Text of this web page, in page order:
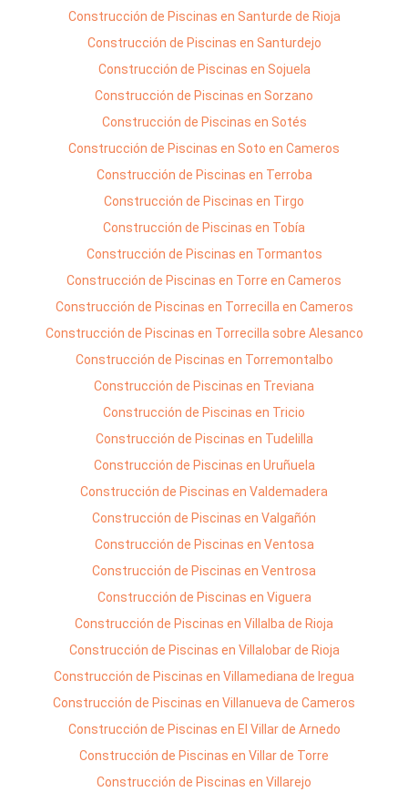
Construcción de Piscinas en Santurde de Rioja
Construcción de Piscinas en Santurdejo
Construcción de Piscinas en Sojuela
Construcción de Piscinas en Sorzano
Construcción de Piscinas en Sotés
Construcción de Piscinas en Soto en Cameros
Construcción de Piscinas en Terroba
Construcción de Piscinas en Tirgo
Construcción de Piscinas en Tobía
Construcción de Piscinas en Tormantos
Construcción de Piscinas en Torre en Cameros
Construcción de Piscinas en Torrecilla en Cameros
Construcción de Piscinas en Torrecilla sobre Alesanco
Construcción de Piscinas en Torremontalbo
Construcción de Piscinas en Treviana
Construcción de Piscinas en Tricio
Construcción de Piscinas en Tudelilla
Construcción de Piscinas en Uruñuela
Construcción de Piscinas en Valdemadera
Construcción de Piscinas en Valgañón
Construcción de Piscinas en Ventosa
Construcción de Piscinas en Ventrosa
Construcción de Piscinas en Viguera
Construcción de Piscinas en Villalba de Rioja
Construcción de Piscinas en Villalobar de Rioja
Construcción de Piscinas en Villamediana de Iregua
Construcción de Piscinas en Villanueva de Cameros
Construcción de Piscinas en El Villar de Arnedo
Construcción de Piscinas en Villar de Torre
Construcción de Piscinas en Villarejo